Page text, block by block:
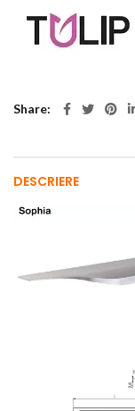
Share
DESCRIERE